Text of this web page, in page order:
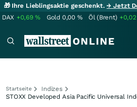
🎁 Ihre Lieblingsaktie geschenkt.→ Jetzt
DAX +0,69% Gold 0,00 % Öl (Brent)
Startseite
Indizes
STOXX Developed Asia Pacific Universal